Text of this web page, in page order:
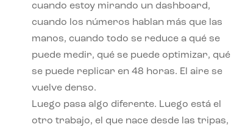
cuando estoy mirando un dashboard,
cuando los números hablan más que las
manos, cuando todo se reduce a qué se
puede medir, qué se puede optimizar, qué
se puede replicar en 48 horas. El aire se
vuelve denso.
Luego pasa algo diferente. Luego está el
otro trabajo, el que nace desde las tripas,